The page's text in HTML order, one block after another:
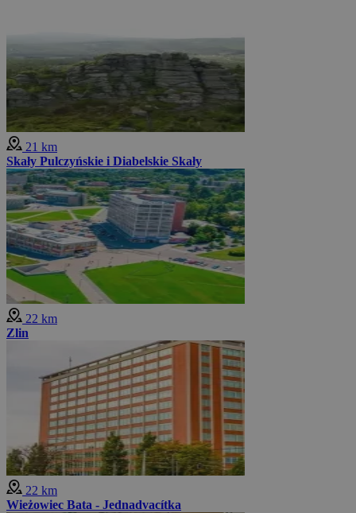
21 km
Skały Pulczyńskie i Diabelskie Skały
22 km
Zlin
22 km
Wieżowiec Bata - Jednadvacítka